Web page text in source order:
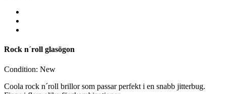
Rock n´roll glasögon
Condition: New
Coola rock n´roll brillor som passar perfekt i en snabb jitterbug.